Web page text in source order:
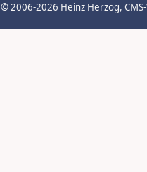
© 2006-2026 Heinz Herzog,